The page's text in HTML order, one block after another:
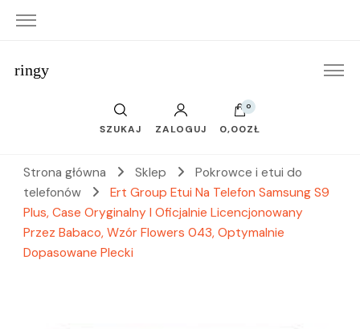
ringy
SZUKAJ ZALOGUJ
0
0,00ZŁ
Strona główna Sklep
Pokrowce i etui do
telefonów
Ert Group Etui Na Telefon Samsung S9
Plus, Case Oryginalny I Oficjalnie Licencjonowany
Przez Babaco, Wzór Flowers 043, Optymalnie
Dopasowane Plecki